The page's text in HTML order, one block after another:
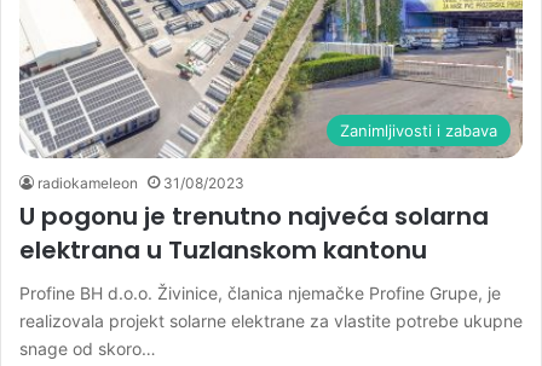
Zanimljivosti i zabava
radiokameleon 31/08/2023
U pogonu je trenutno najveća solarna
elektrana u Tuzlanskom kantonu
Profine BH d.o.o. Živinice, članica njemačke Profine Grupe, je
realizovala projekt solarne elektrane za vlastite potrebe ukupne
snage od skoro…